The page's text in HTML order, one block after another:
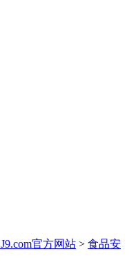
J9.com官方网站 > 食品安